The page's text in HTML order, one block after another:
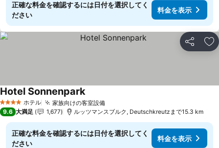
正確な料金を確認するには日付を選択してく
ださい
料金を表示
シェア お
4 ホテルのランク
ホテル 家族向けの客室設備料金を表示
Hotel Sonnenpark料金を表示
9.6 大満足 1,677 ルッツマンスブルク, Deutschkreutzまで15.3 km
正確な料金を確認するには日付を選択してく
ださい
料金を表示